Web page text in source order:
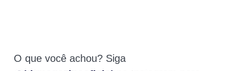
O que você achou? Siga